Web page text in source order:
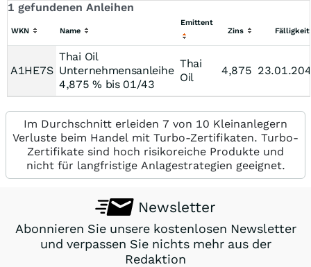
1 gefundenen Anleihen
WKN Name
Emittent
Zins
Fälligkeit
A1HE7S
Thai Oil
Unternehmensanleihe
4,875 % bis 01/43
Thai
Oil
4,875
Im Durchschnitt erleiden 7 von 10 Kleinanlegern
Verluste beim Handel mit Turbo-Zertifikaten. Turbo-
Zertifikate sind hoch risikoreiche Produkte und
nicht für langfristige Anlagestrategien geeignet.
Newsletter
Abonnieren Sie unsere kostenlosen Newsletter
und verpassen Sie nichts mehr aus der
Redaktion